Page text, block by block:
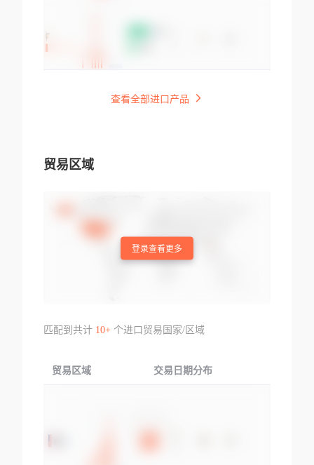
查看全部进口产品
贸易区域
登录查看更多
匹配到共计 10+个进口贸易国家/区域
贸易区域 交易日期分布